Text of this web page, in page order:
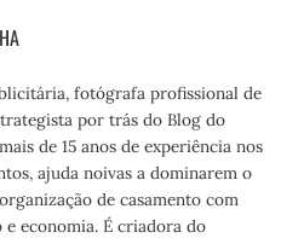
fotógrafa profissional de
por trás do Blog do
de 15 anos de experiência nos
ajuda noivas a dominarem o
de casamento com
economia. É criadora do